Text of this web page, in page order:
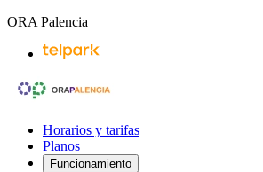
ORA Palencia
Horarios y tarifas
Planos
Funcionamiento